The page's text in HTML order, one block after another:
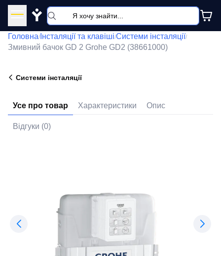
Y
Головна/ Інсталяції та клавіші/Системи інсталяції/
Змивний бачок GD 2 Grohe GD2 (38661000)
Системи інсталяції
Усе про товар Характеристики Опис
Відгуки (0)